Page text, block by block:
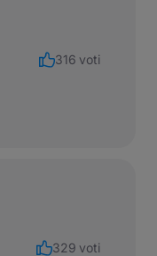
316 voti
329 voti